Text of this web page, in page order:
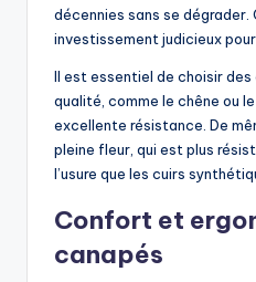
décennies sans se
investissement judicieux
Il est essentiel de choisir des
qualité, comme le chêne ou
excellente résistance. De
pleine fleur, qui est plus
l’usure que les cuirs
Confort et
canapés